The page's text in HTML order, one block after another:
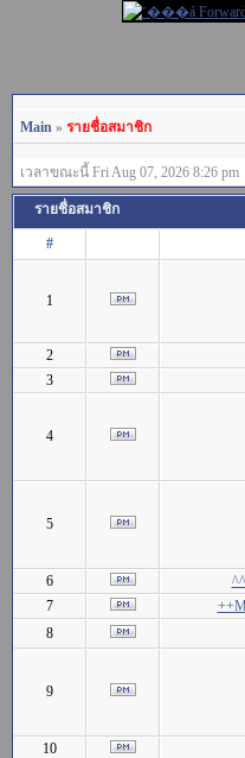
Main » รายชื่อสมาชิก
เวลาขณะนี้ Fri Aug 07, 2026 8:26 pm
รายชื่อสมาชิก
#
1
2
3
4
5
6
7
8
9
10